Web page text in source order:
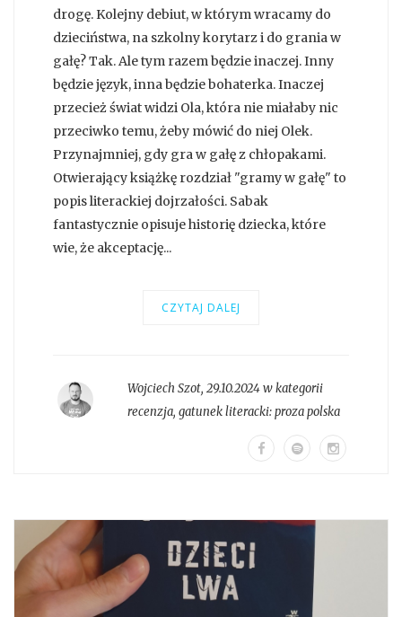
drogę. Kolejny debiut, w którym wracamy do
dzieciństwa, na szkolny korytarz i do grania w
gałę? Tak. Ale tym razem będzie inaczej. Inny
będzie język, inna będzie bohaterka. Inaczej
przecież świat widzi Ola, która nie miałaby nic
przeciwko temu, żeby mówić do niej Olek.
Przynajmniej, gdy gra w gałę z chłopakami.
Otwierający książkę rozdział "gramy w gałę" to
popis literackiej dojrzałości. Sabak
fantastycznie opisuje historię dziecka, które
wie, że akceptację...
CZYTAJ DALEJ
Wojciech Szot, 29.10.2024 w kategorii
recenzja, gatunek literacki:proza polska